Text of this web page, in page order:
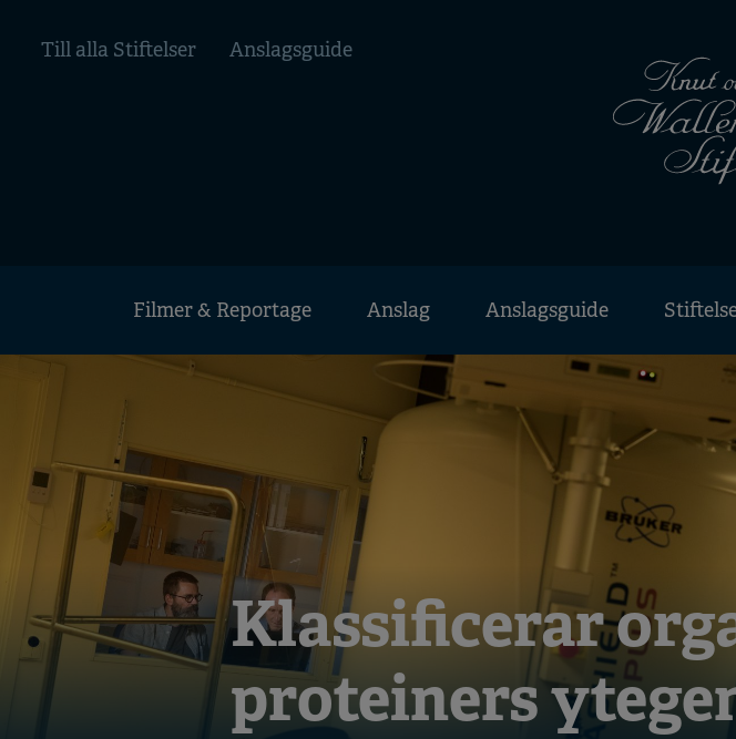
huvudinnehåll
Top
Till alla Stiftelser Anslagsguide
Huvudmeny
Filmer & Reportage Anslag Anslagsguide
Klassificerar
proteiners